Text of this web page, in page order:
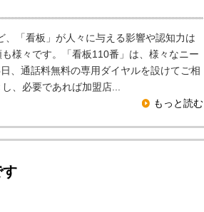
「看板」が人々に与える影響や認知力は
様々です。「看板110番」は、様々なニー
、通話料無料の専用ダイヤルを設けてご相
、必要であれば加盟店...
もっと読む
す